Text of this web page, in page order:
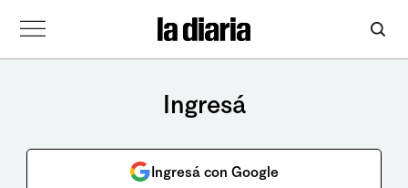
Ingresá
Ingresá con Google